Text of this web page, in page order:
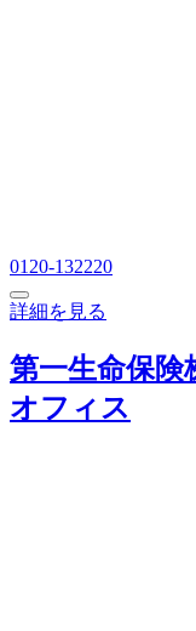
0120-132220
詳細を見る
第一生命保険
オフィス